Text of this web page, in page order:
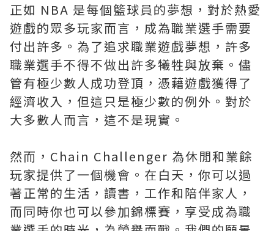
正如 NBA 是每個籃球員的夢想，對於熱愛
遊戲的眾多玩家而言，成為職業選手需要
付出許多。為了追求職業遊戲夢想，許多
職業選手不得不做出許多犧牲與放棄。儘
管有極少數人成功登頂，憑藉遊戲獲得了
經濟收入，但這只是極少數的例外。對於
大多數人而言，這不是現實。
然而，Chain Challenger 為休閒和業餘
玩家提供了一個機會。在白天，你可以過
著正常的生活，讀書，工作和陪伴家人，
而同時你也可以參加錦標賽，享受成為職